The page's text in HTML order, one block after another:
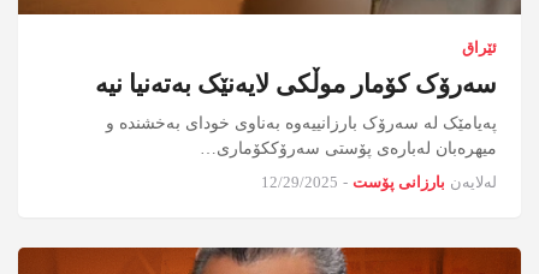
ئێراق
سەرۆک کۆمار موڵکی لایەنێک بەتەنیا نیە
پەیامێک لە سەرۆک بارزانییەوە بەناوی خودای بەخشندە و
میهرەبان لەبارەی پۆستی سەرۆككۆماری…
لەلایەن بارزانی پۆست -
12/29/2025